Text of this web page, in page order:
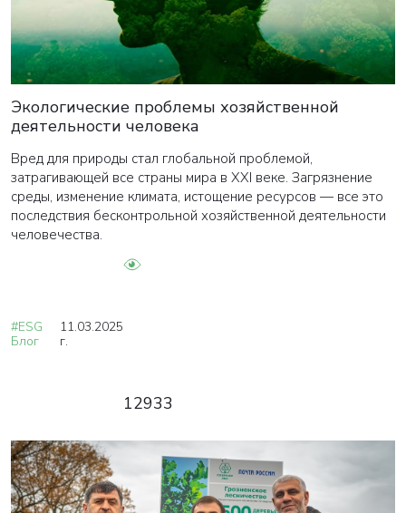
Экологические проблемы хозяйственной
деятельности человека
Вред для природы стал глобальной проблемой,
затрагивающей все страны мира в XXI веке. Загрязнение
среды, изменение климата, истощение ресурсов — все это
последствия бесконтрольной хозяйственной деятельности
человечества.
#ESG
Блог
11.03.2025
г.
12933